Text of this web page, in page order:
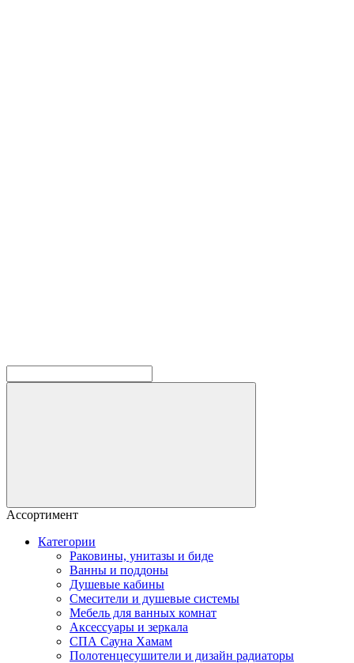
Ассортимент
Категории
Раковины, унитазы и биде
Ванны и поддоны
Душевые кабины
Смесители и душевые системы
Мебель для ванных комнат
Аксессуары и зеркала
СПА Сауна Хамам
Полотенцесушители и дизайн радиаторы